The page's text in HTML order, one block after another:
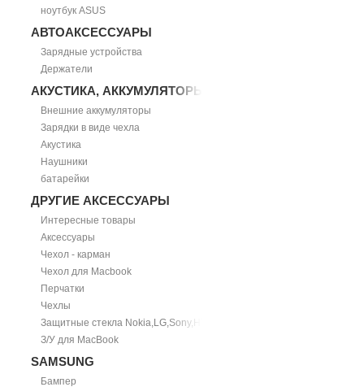
ноутбук ASUS
АВТОАКСЕССУАРЫ
Зарядные устройства
Держатели
АКУСТИКА, АККУМУЛЯТОРЫ
Внешние аккумуляторы
Зарядки в виде чехла
Акустика
Наушники
батарейки
ДРУГИЕ АКСЕССУАРЫ
Интересные товары
Аксессуары
Чехол - карман
Чехол для Macbook
Перчатки
Чехлы
Защитные стекла Nokia,LG,Sony,HTC
З/У для MacBook
SAMSUNG
Бампер